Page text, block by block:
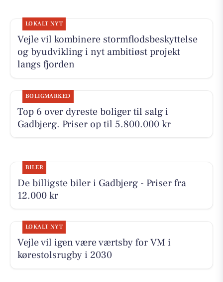
LOKALT NYT
Vejle vil kombinere stormflodsbeskyttelse
og byudvikling i nyt ambitiøst projekt
langs fjorden
BOLIGMARKED
Top 6 over dyreste boliger til salg i
Gadbjerg. Priser op til 5.800.000 kr
BILER
De billigste biler i Gadbjerg - Priser fra
12.000 kr
LOKALT NYT
Vejle vil igen være værtsby for VM i
kørestolsrugby i 2030